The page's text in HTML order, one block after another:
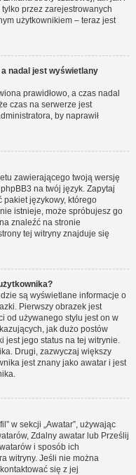
przez zarejestrowanych
użytkownikiem – teraz jest
nadal jest wyświetlany
prawidłowo, a czas nadal
czas na serwerze jest
by naprawił
zawierającego twoją wersję
na twój język. Zapytaj
pakiet językowy, którego
istnieje, może spróbujesz go
znaleźć na stronie
tej witryny znajduje się
są wyświetlane informacje o
Pierwszy obrazek jest
od używanego stylu jest on w
jak dużo postów
jest jego status na tej witrynie.
Drugi, zazwyczaj większy
jest znany jako awatar i jest
w sekcji „Awatar”, używając
Zdalny awatar lub Prześlij
i sposób ich
witryny. Jeśli nie można
się z jej